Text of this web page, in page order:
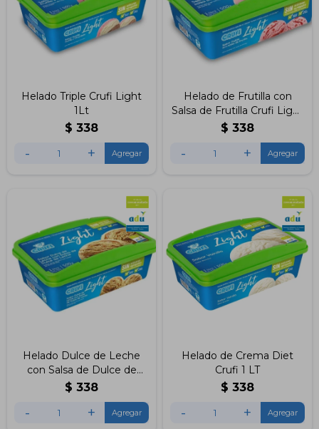
Helado Triple Crufi Light
1Lt
$ 338
- +
Helado de Frutilla con
Salsa de Frutilla Crufi Light
1L
$ 338
- +
Helado Dulce de Leche
con Salsa de Dulce de
Leche Diet Crufi 1Lt
$ 338
- +
Helado de Crema Diet
Crufi 1 LT
$ 338
- +